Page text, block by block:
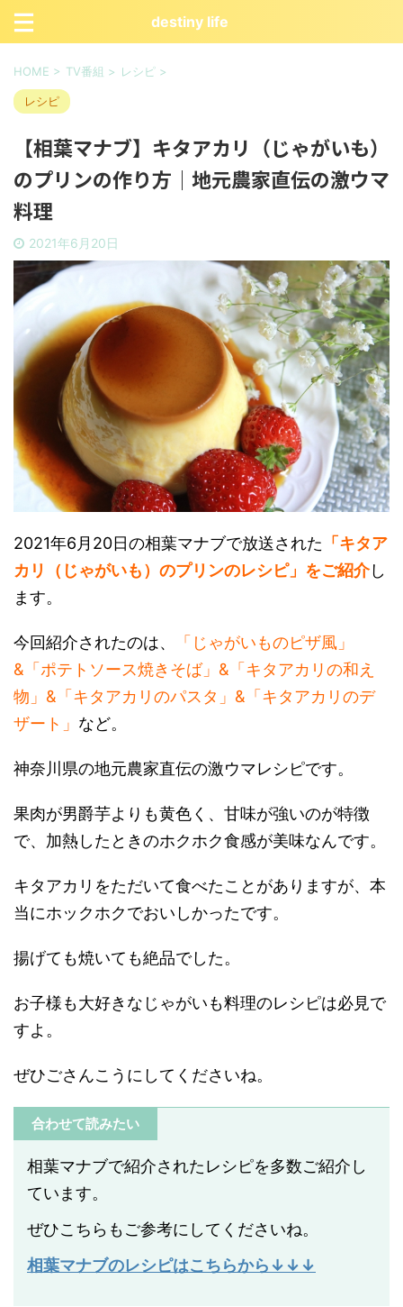
destiny life
HOME > TV番組 > レシピ >
レシピ
【相葉マナブ】キタアカリ（じゃがいも）
のプリンの作り方｜地元農家直伝の激ウマ
料理
2021年6月20日
2021年6月20日の相葉マナブで放送された 「キタア
カリ（じゃがいも）のプリンのレシピ」をご紹介し
ます。
今回紹介されたのは、
「じゃがいものピザ風」
&「ポテトソース焼きそば」&「キタアカリの和え
物」&「キタアカリのパスタ」&「キタアカリのデ
ザート」 など。
神奈川県の地元農家直伝の激ウマレシピです。
果肉が男爵芋よりも黄色く、甘味が強いのが特徴
で、加熱したときのホクホク食感が美味なんです。
キタアカリをただいて食べたことがありますが、本
当にホックホクでおいしかったです。
揚げても焼いても絶品でした。
お子様も大好きなじゃがいも料理のレシピは必見で
すよ。
ぜひごさんこうにしてくださいね。
合わせて読みたい
相葉マナブで紹介されたレシピを多数ご紹介し
ています。
ぜひこちらもご参考にしてくださいね。
相葉マナブのレシピはこちらから↓↓↓